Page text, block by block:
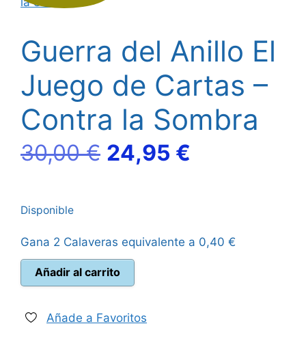
Guerra del Anillo El
Juego de Cartas –
Contra la Sombra
30,00€ El
era:
30,00 €.
24,95 €
es:
Disponible
Gana 2 Calaveras equivalente a 0,40 €
Guerra
del
El
Añadir al carrito
Añade a Favoritos